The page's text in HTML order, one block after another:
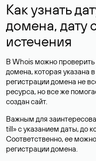
Как узнать
домена, дату
истечения
В Whois можно проверить
домена, которая указана
регистрации домена не
ресурса, но все же
создан сайт.
Важным для
till» с указанием даты, до
Соответственно, ее
регистрации домена.